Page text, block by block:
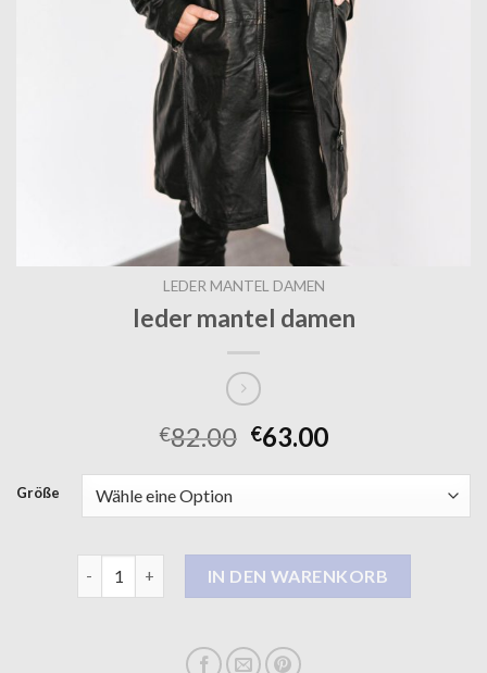
LEDER MANTEL DAMEN
leder mantel damen
€82.00 €63.00
Größe
IN DEN WARENKORB